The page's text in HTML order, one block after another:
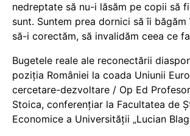
nedreptate să nu-i lăsăm pe copii să
sunt. Suntem prea dornici să îi băgăm
să-i corectăm, să invalidăm ceea ce
Bugetele reale ale reconectării
poziția României la coada Uniunii
cercetare-dezvoltare / Op Ed
Stoica, conferențiar la Facultatea de
Economice a Universității „Lucian